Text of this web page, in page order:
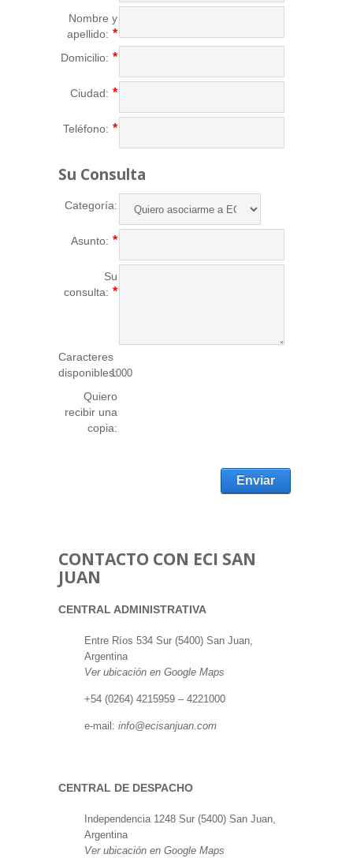
Nombre y
apellido:
Domicilio:
Ciudad:
Teléfono:
Su Consulta
Categoría:
Asunto:
Su
consulta:
Caracteres
disponibles:1000
Quiero
recibir una
copia:
Enviar
CONTACTO CON ECI SAN
JUAN
CENTRAL ADMINISTRATIVA
Entre Ríos 534 Sur (5400) San Juan,
Argentina
Ver ubicación en Google Maps
+54 (0264) 4215959 – 4221000
e-mail: info@ecisanjuan.com
CENTRAL DE DESPACHO
Independencia 1248 Sur (5400) San Juan,
Argentina
Ver ubicación en Google Maps